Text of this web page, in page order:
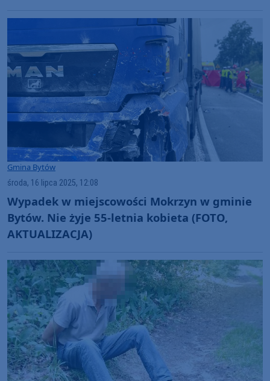
Gmina Bytów
środa, 16 lipca 2025, 12:08
Wypadek w miejscowości Mokrzyn w gminie
Bytów. Nie żyje 55-letnia kobieta (FOTO,
AKTUALIZACJA)